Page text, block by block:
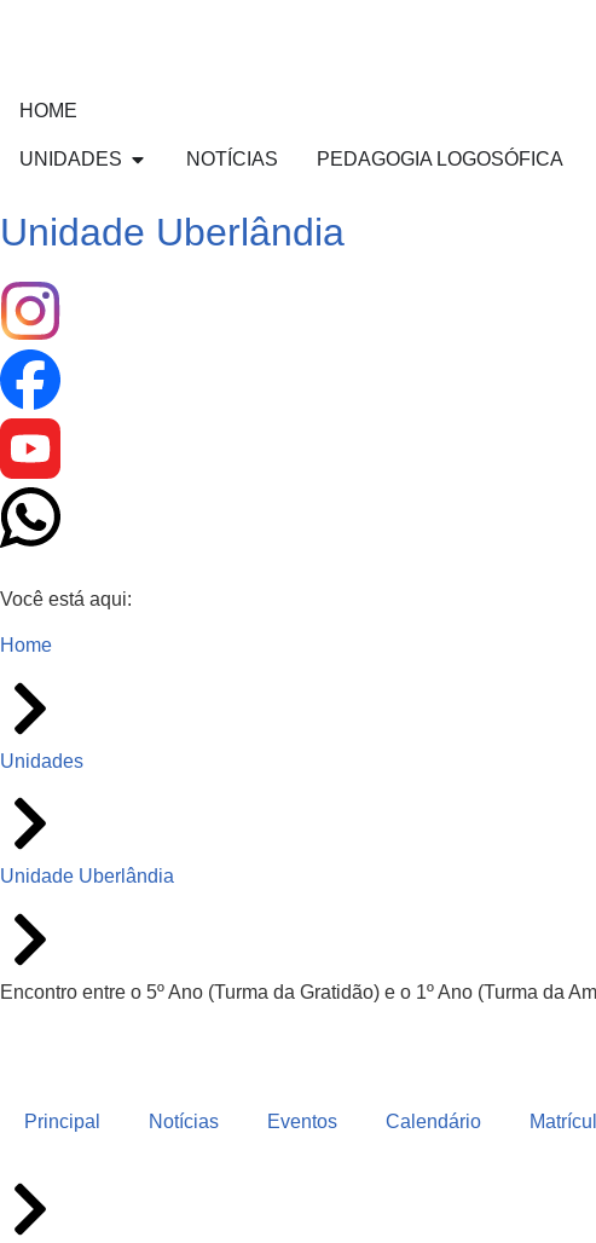
HOME
UNIDADES NOTÍCIAS PEDAGOGIA LOGOSÓFICA
Unidade Uberlândia
Você está aqui:
Home
Unidades
Unidade Uberlândia
Encontro entre o 5º Ano (Turma da Gratidão) e o 1º Ano (Turma da
Principal Notícias Eventos Calendário